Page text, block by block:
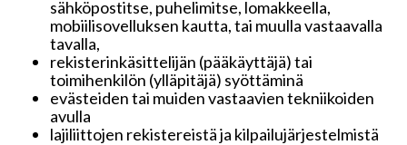
sähköpostitse, puhelimitse, lomakkeella,
mobiilisovelluksen kautta, tai muulla vastaavalla
tavalla,
rekisterinkäsittelijän (pääkäyttäjä) tai
toimihenkilön (ylläpitäjä) syöttäminä
evästeiden tai muiden vastaavien tekniikoiden
avulla
lajiliittojen rekistereistä ja kilpailujärjestelmistä